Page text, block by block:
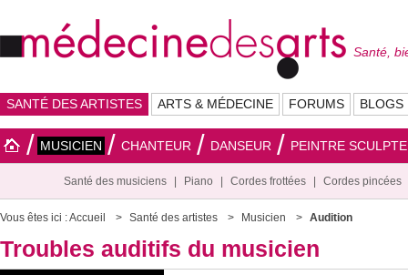
Santé,
SANTÉ DES ARTISTES ARTS & MÉDECINE FORUMS BLOGS
MUSICIEN CHANTEUR DANSEUR PEINTRE
Santé des musiciens Piano Cordes frottées Cordes pincées
Vous êtes ici :Accueil Santé des artistes Musicien Audition
Troubles auditifs du musicien